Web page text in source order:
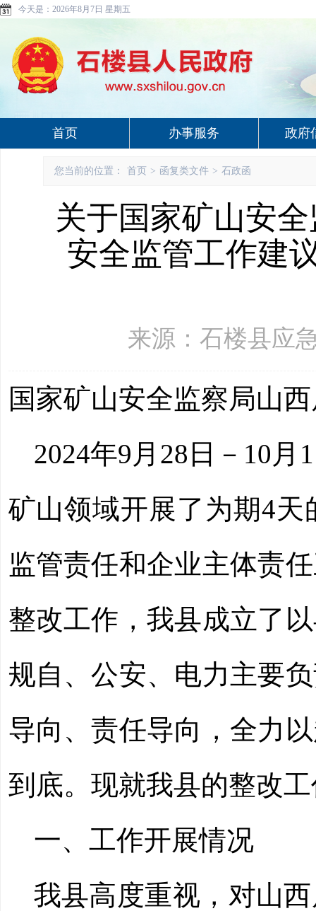
今天是： 2026年8月7日 星期五
首页 办事服务 政府
您当前的位置： 首页 > 函复类文件 > 石政函
关于国家矿山安
安全监管工作建
来源：石楼县应
国家矿山安全监察局山
2024年9月28日－10
矿山领域开展了为期4
监管责任和企业主体责
整改工作，我县成立了以
规自、公安、电力主要
导向、责任导向，全力
到底。现就我县的整改
一、工作开展情况
我县高度重视，对山